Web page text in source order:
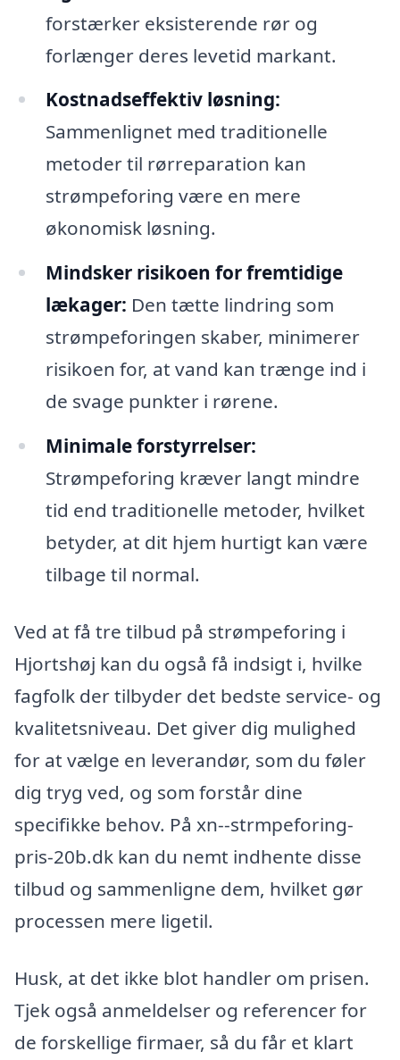
forstærker eksisterende rør og
forlænger deres levetid markant.
Kostnadseffektiv løsning:
Sammenlignet med traditionelle
metoder til rørreparation kan
strømpeforing være en mere
økonomisk løsning.
Mindsker risikoen for fremtidige
lækager: Den tætte lindring som
strømpeforingen skaber, minimerer
risikoen for, at vand kan trænge ind i
de svage punkter i rørene.
Minimale forstyrrelser:
Strømpeforing kræver langt mindre
tid end traditionelle metoder, hvilket
betyder, at dit hjem hurtigt kan være
tilbage til normal.
Ved at få tre tilbud på strømpeforing i
Hjortshøj kan du også få indsigt i, hvilke
fagfolk der tilbyder det bedste service- og
kvalitetsniveau. Det giver dig mulighed
for at vælge en leverandør, som du føler
dig tryg ved, og som forstår dine
specifikke behov. På xn--strmpeforing-
pris-20b.dk kan du nemt indhente disse
tilbud og sammenligne dem, hvilket gør
processen mere ligetil.
Husk, at det ikke blot handler om prisen.
Tjek også anmeldelser og referencer for
de forskellige firmaer, så du får et klart